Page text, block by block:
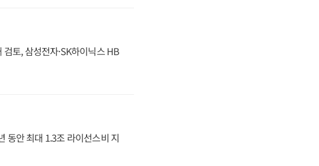
토, 삼성전자·SK하이닉스 HB
동안 최대 1.3조 라이선스비 지